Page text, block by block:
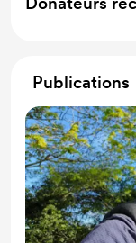
Publications